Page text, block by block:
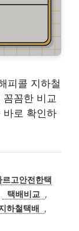
피콜 지하철
꼼한 비교
바로 확인하
르고안전한택
택배비교
,
하철택배
,